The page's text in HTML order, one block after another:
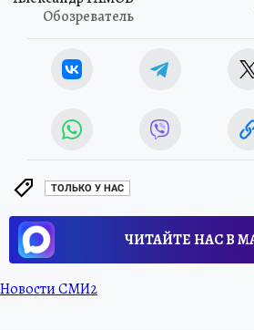
Обозреватель
ТОЛЬКО У НАС
ЧИТАЙТЕ НАС В
Новости СМИ2